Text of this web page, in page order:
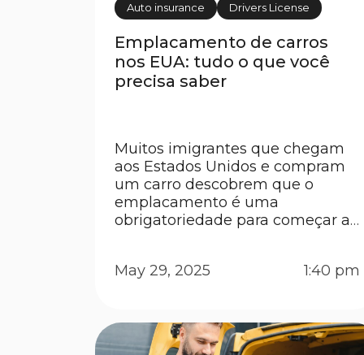
Auto insurance Drivers License
Emplacamento de carros
nos EUA: tudo o que você
precisa saber
Muitos imigrantes que chegam
aos Estados Unidos e compram
um carro descobrem que o
emplacamento é uma
obrigatoriedade para começar a
registrar o carro e colocar a placa,
existem regras diferentes, prazos
e […]
May 29, 2025 1:40 pm